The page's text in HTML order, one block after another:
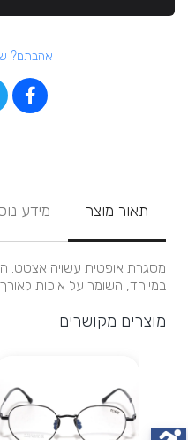
אהבתם?
תאור מוצר מידע
מסגרת אופטית עשויה אצטט.
במיוחד, השומר על איכות
מוצרים מקושרים